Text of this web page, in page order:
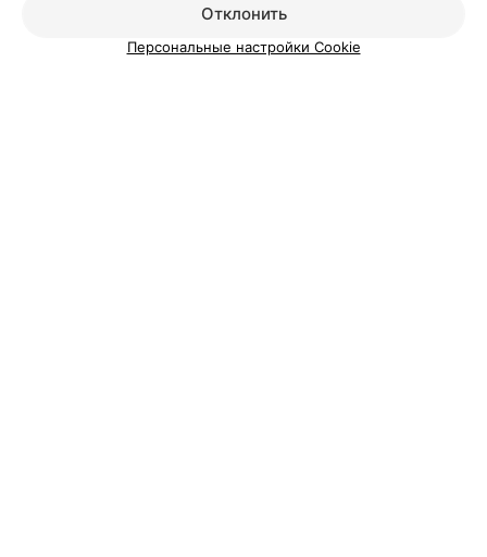
Отклонить
Персональные настройки Cookie